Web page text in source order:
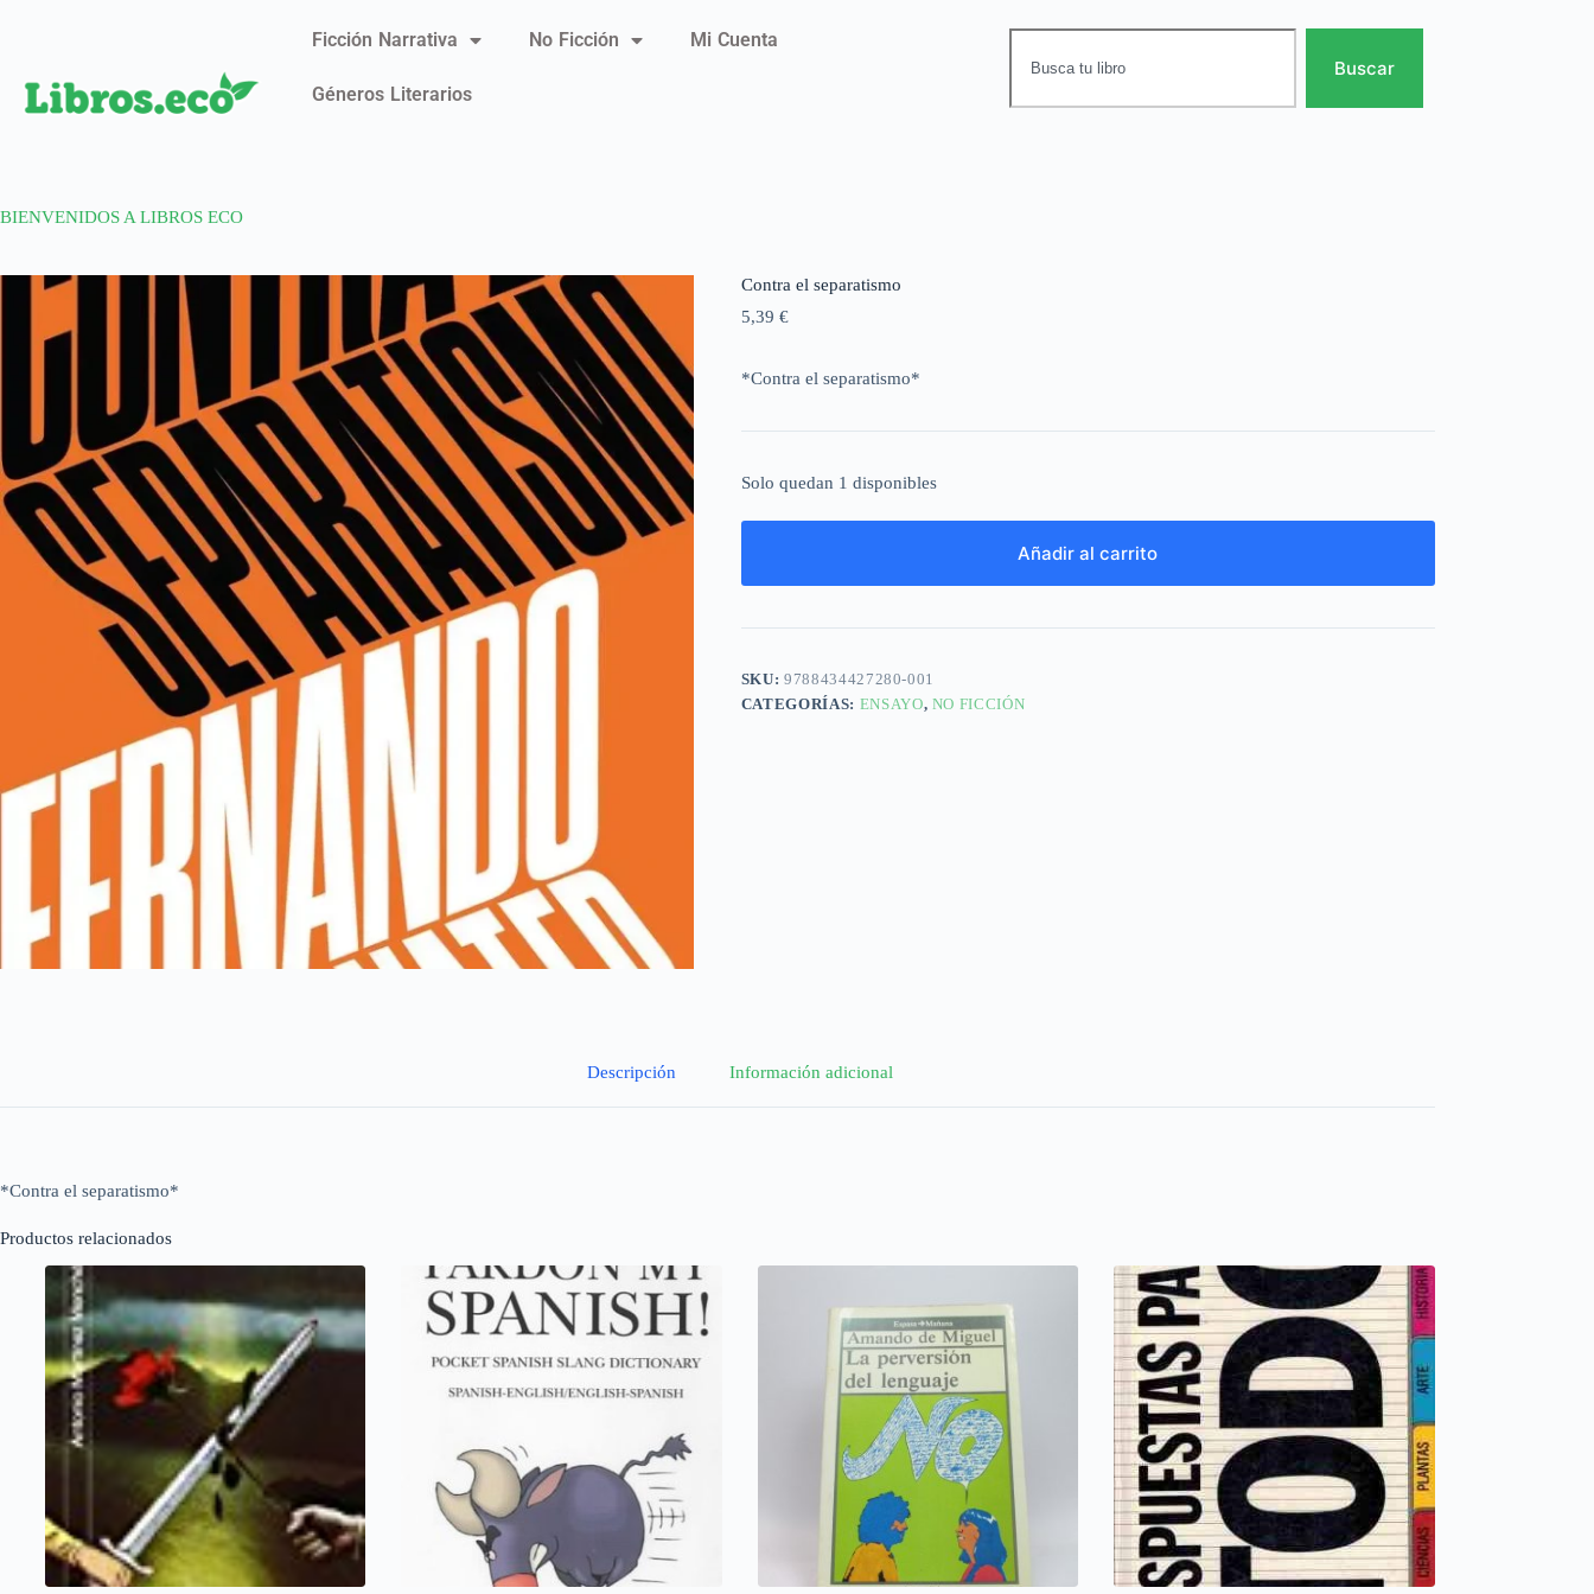
Ficción Narrativa No Ficción Mi Cuenta
Géneros Literarios
Buscar
BIENVENIDOS A LIBROS ECO
Contra el separatismo
5,39 €
*Contra el separatismo*
Solo quedan 1 disponibles
Añadir al carrito
SKU:9788434427280-001
CATEGORÍAS: ENSAYO, NO FICCIÓN
Descripción Información adicional
*Contra el separatismo*
Productos relacionados